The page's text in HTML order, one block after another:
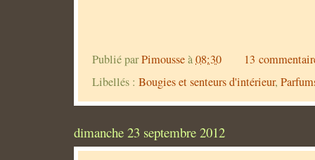
Publié parPimousseà08:30
13
Libellés : Bougies et senteurs d'intérieur,
dimanche 23 septembre 2012